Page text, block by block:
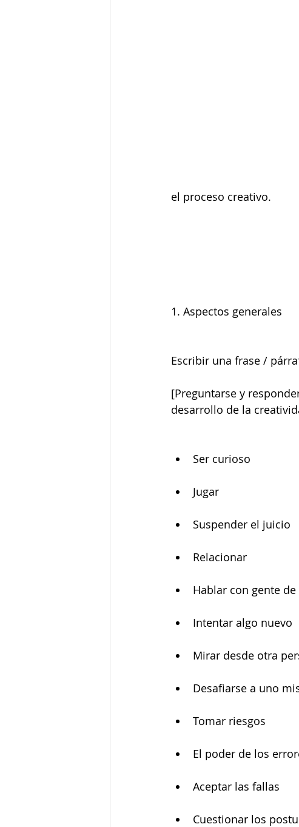
el proceso creativo.
1. Aspectos generales
Escribir una frase /
[Preguntarse y
desarrollo de la
Ser curioso
Jugar
Suspender el juicio
Relacionar
Hablar con gente
Intentar algo nuevo
Mirar desde otra
Desafiarse a uno
Tomar riesgos
El poder de los
Aceptar las fallas
Cuestionar los